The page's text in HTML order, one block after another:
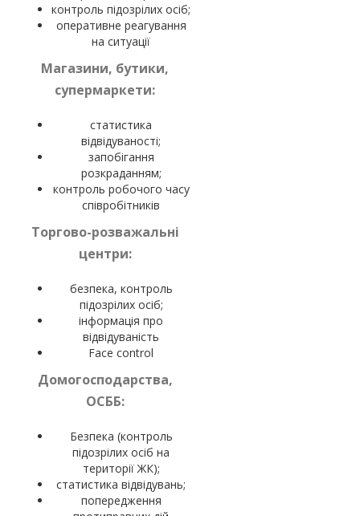
контроль підозрілих осіб;
оперативне реагування
на ситуації
Магазини, бутики,
супермаркети:
статистика
відвідуваності;
запобігання
розкраданням;
контроль робочого часу
співробітників
Торгово-розважальні
центри:
безпека, контроль
підозрілих осіб;
інформація про
відвідуваність
Face control
Домогосподарства,
ОСББ:
Безпека (контроль
підозрілих осіб на
території ЖК);
статистика відвідувань;
попередження